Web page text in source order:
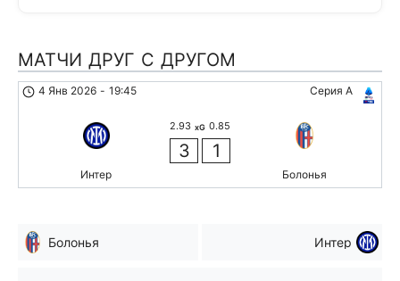
МАТЧИ ДРУГ С ДРУГОМ
Серия А
4 Янв 2026 - 19:45
Интер
2.93 xG 0.85
3 1
Болонья
Болонья Интер